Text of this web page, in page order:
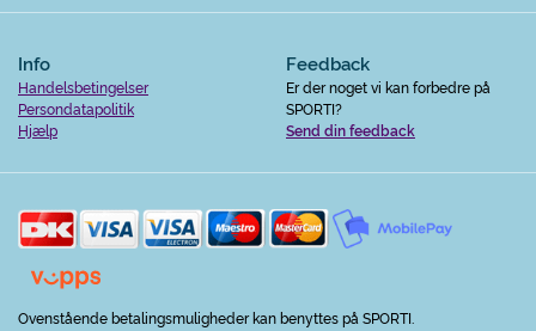
Info
Handelsbetingelser
Persondatapolitik
Hjælp
Feedback
Er der noget vi kan forbedre på
SPORTI?
Send din feedback
Ovenstående betalingsmuligheder kan benyttes på SPORTI.